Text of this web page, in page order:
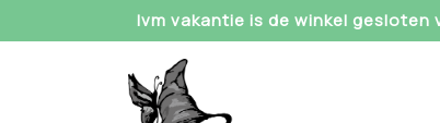
Ivm vakantie is de winkel gesloten